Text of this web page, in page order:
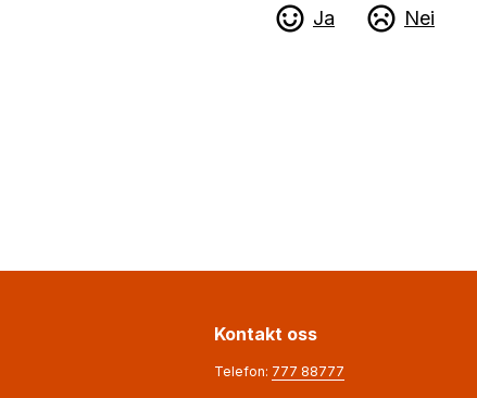
Ja Nei
Kontakt oss
Telefon: 777 88777